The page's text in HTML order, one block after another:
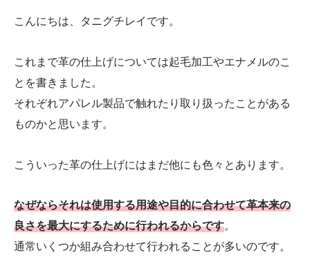
こんにちは、タニグチレイです。
これまで革の仕上げについては起毛加工やエナメルのこ
とを書きました。
それぞれアパレル製品で触れたり取り扱ったことがある
ものかと思います。
こういった革の仕上げにはまだ他にも色々とあります。
なぜならそれは使用する用途や目的に合わせて革本来の
良さを最大にするために行われるからです。
通常いくつか組み合わせて行われることが多いのです。